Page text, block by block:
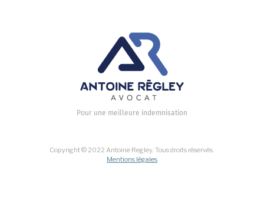
Pour une meilleure indemnisation
Copyright © 2022 Antoine Regley. Tous droits réservés.
Mentions légales